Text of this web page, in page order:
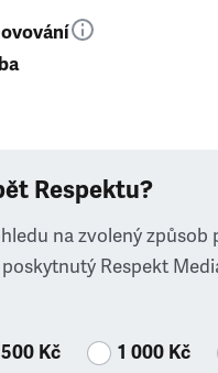
Respektu?
na zvolený způsob
Respekt
500 Kč 1 000 Kč